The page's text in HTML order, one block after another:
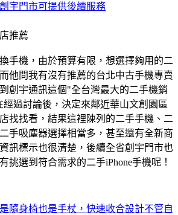
宇門市可提供後續服務
手機，由於預算有限，想選擇夠用的二
他問我有沒有推薦的台北中古手機專賣
創宇通訊這個"全台灣最大的二手機銷
過討論後，決定來鄰近華山文創園區
找找看，結果這裡陳列的二手手機、二
手吸塵器選擇相當多，甚至還有全新商
訊標示也很清楚，後續全省創宇門市也
挑選到符合需求的二手iPhone手機呢！
隨身椅也是手杖，快速收合設計不管自